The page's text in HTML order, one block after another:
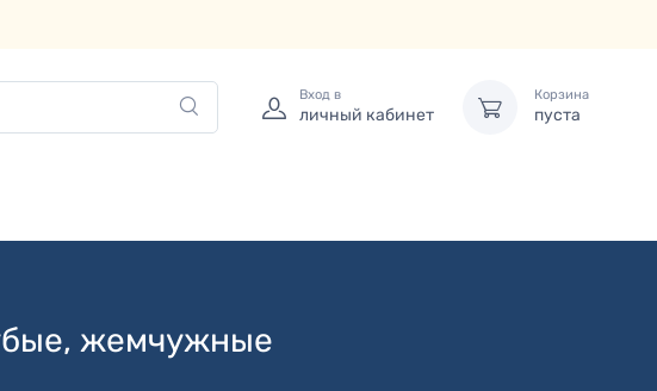
Вход в
личный кабинет
Корзина
пуста
жемчужные